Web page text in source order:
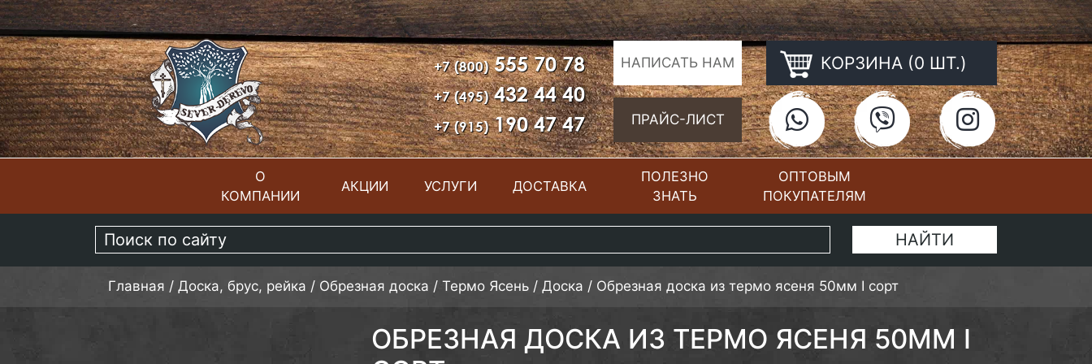
+7 (800)555 70 78
+7 (495)432 44 40
+7 (915)190 47 47
НАПИСАТЬ НАМ
ПРАЙС-ЛИСТ
КОРЗИНА (0 ШТ.)
ГЛАВНАЯ
О
КОМПАНИИ
АКЦИИ УСЛУГИ ДОСТАВКА
ПОЛЕЗНО
ЗНАТЬ
ОПТОВЫМ
ПОКУПАТЕЛЯМ
КОНТАКТЫ
Главная / Доска, брус, рейка / Обрезная доска / Термо Ясень / Доска / Обрезная доска из термо ясеня 50мм I сорт
ОБРЕЗНАЯ ДОСКА ИЗ ТЕРМО ЯСЕНЯ 50ММ I